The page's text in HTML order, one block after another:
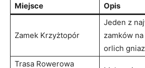
Miejsce Opis
Zamek Krzyżtopór
Jeden z⁢
⁤zamków⁣
orlich
Trasa ​Rowerowa